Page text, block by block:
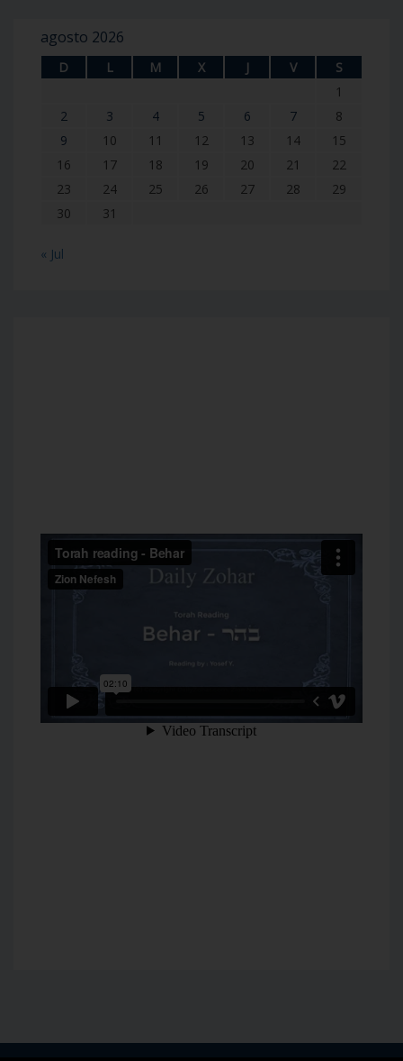
agosto 2026
D L M X J V
S
1
2
3 4 5 6 7
8
9
10 11 12 13 14
15
16
17 18 19 20 21
22
23
24 25 26 27 28
29
30
31
« Jul